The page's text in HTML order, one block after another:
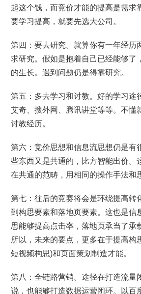
起这个钱，而竞价才能的提高是需求
要学习提高，就要先选大公司。
第四：要去研究。就算你有一年经历
求研究。假如是抱着自己已经能够了
的生长。遇到问题仍是得靠研究。
第五：多去学习和讨教。好的学习途
艾奇、搜外网、腾讯讲堂等等。不懂
讨教经历。
第六：竞价思想和信息流思想仍是有
些东西又是共通的，比方智能出价。
在共通的范畴，用相同的操作手法和
第七：往后的竞赛将会是环绕提高转
到构思要素和落地页要素。这也是信
思能够提高点击率，落地页承当了承
所以，未来的要点，更多在于提高构
短视频构思)和页面策划制造才能。
第八：全链路营销。途径在打造流量
说，也能够打造数据运营闭环。以百